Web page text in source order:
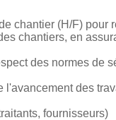
chantier (H/F) pour
chantiers, en
des normes de
des
fournisseurs)